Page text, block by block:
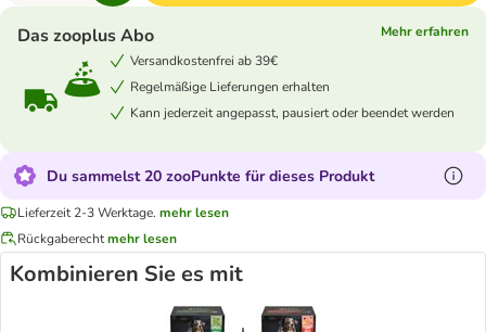
Das zooplus Abo
Mehr erfahren
Versandkostenfrei ab 39€
Regelmäßige Lieferungen erhalten
Kann jederzeit angepasst, pausiert oder beendet werden
Du sammelst 20 zooPunkte für dieses Produkt
Lieferzeit 2-3 Werktage. mehr lesen
Rückgaberechtmehr lesen
Kombinieren Sie es mit